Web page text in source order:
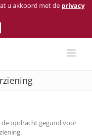
u akkoord met de privacy
de opdracht gegund voor